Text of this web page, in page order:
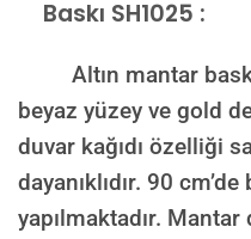
Baskı SH1025 :
Altın mantar baskı
beyaz yüzey ve gold
duvar kağıdı özelliği
dayanıklıdır. 90
yapılmaktadır. Mantar